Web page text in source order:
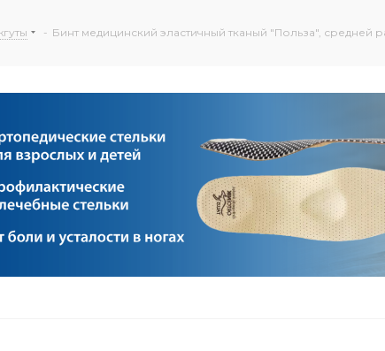
- Бинт медицинский эластичный тканый "Польза", средней